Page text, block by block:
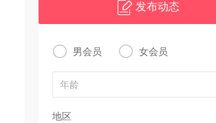
发布动态
 男会员  女会员
地区